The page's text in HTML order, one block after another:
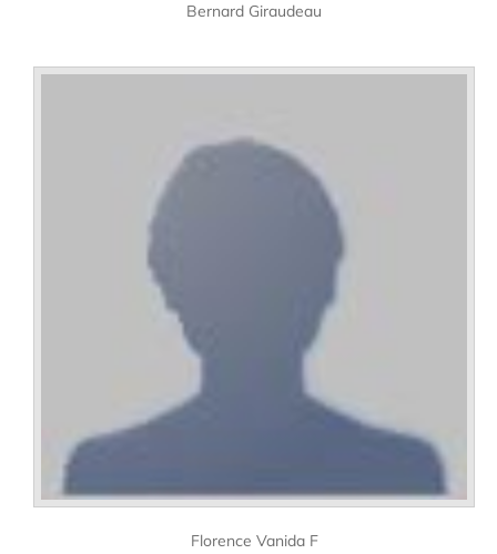
Bernard Giraudeau
Florence Vanida F